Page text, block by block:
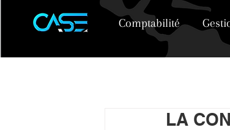
Comptabilité
LA